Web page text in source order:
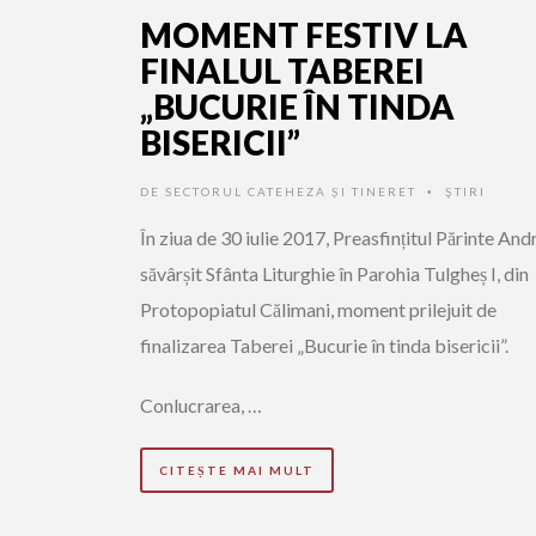
MOMENT FESTIV LA
FINALUL TABEREI
„BUCURIE ÎN TINDA
BISERICII”
DE SECTORUL CATEHEZA ȘI TINERET • ŞTIRI
În ziua de 30 iulie 2017, Preasfințitul Părinte
săvârșit Sfânta Liturghie în Parohia Tulgheș I, din
Protopopiatul Călimani, moment prilejuit de
finalizarea Taberei „Bucurie în tinda bisericii”.
Conlucrarea, …
CITEȘTE MAI MULT